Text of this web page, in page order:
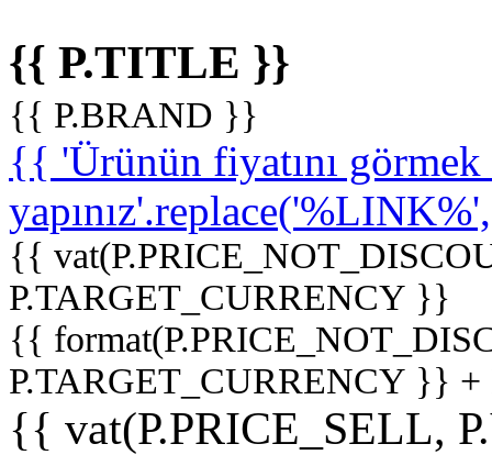
{{ P.TITLE }}
{{ P.BRAND }}
{{ 'Ürünün fiyatını
{{
P.TARGET_CURRENCY }}
{{
P.TARGET_CURRENCY }}
{{ vat(P.PRICE_SELL,